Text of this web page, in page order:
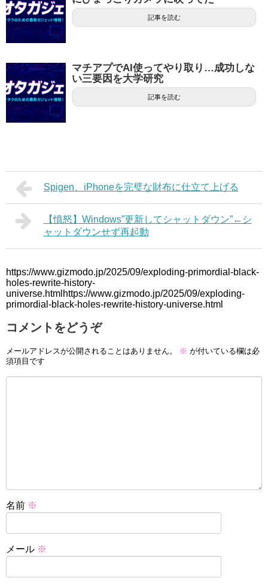
記事を読む
マチアプでAI使ってやり取り…成功しな
い三要因を大学研究
記事を読む
Spigen、iPhoneを完璧な財布に仕立て上げる
【憤怒】Windows”更新してシャットダウン”←シ
ャットダウンせず再起動
https://www.gizmodo.jp/2025/09/exploding-primordial-black-
holes-rewrite-history-
universe.htmlhttps://www.gizmodo.jp/2025/09/exploding-
primordial-black-holes-rewrite-history-universe.html
コメントをどうぞ
メールアドレスが公開されることはありません。 ※ が付いている欄は必
須項目です
名前 ※
メール ※